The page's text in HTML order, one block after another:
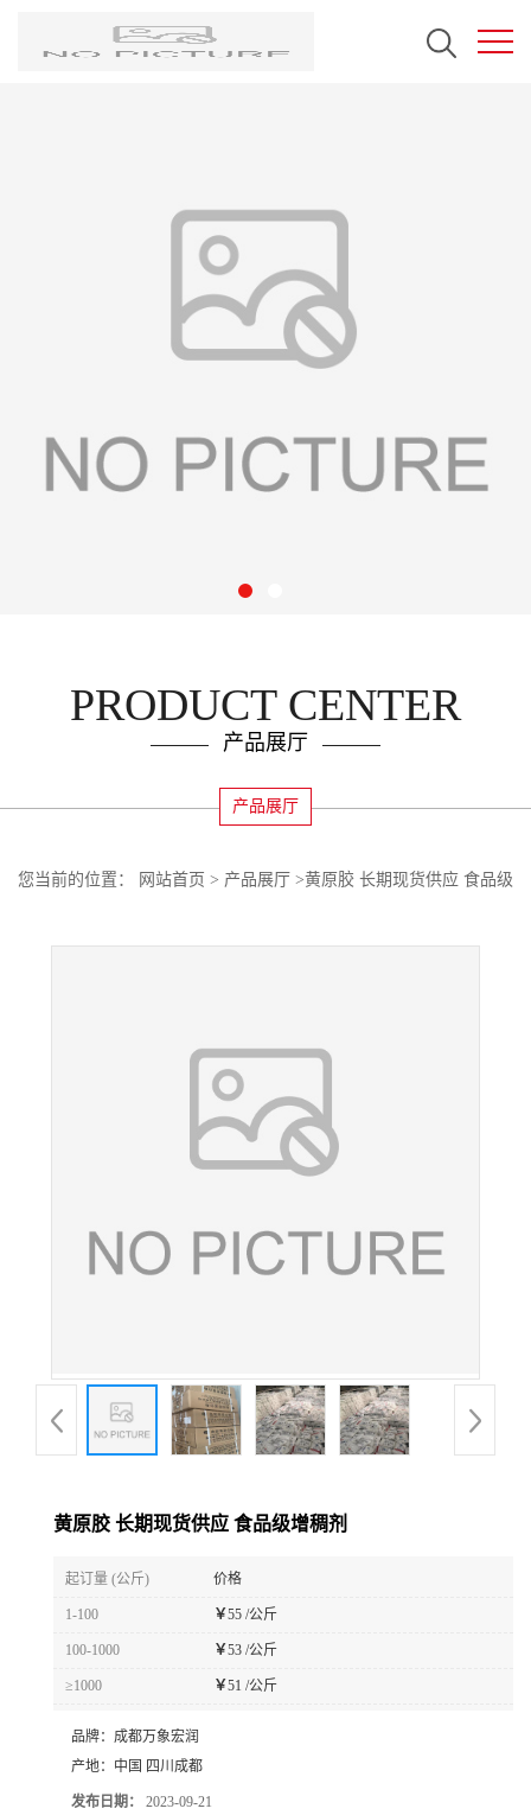
PRODUCT CENTER
产品展厅
产品展厅
您当前的位置： 网站首页 > 产品展厅 >黄原胶 长期现货供应 食品级
黄原胶 长期现货供应 食品级增稠剂
起订量 (公斤) 价格
1-100 ￥55 /公斤
100-1000 ￥53 /公斤
≥1000 ￥51 /公斤
品牌： 成都万象宏润
产地： 中国 四川成都
发布日期： 2023-09-21